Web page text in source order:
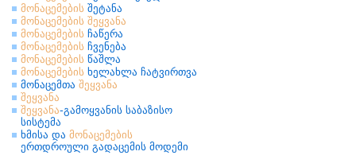
მონაცემების შეტანა
მონაცემების შეყვანა
მონაცემების ჩაწერა
მონაცემების ჩვენება
მონაცემების წაშლა
მონაცემების ხელახლა ჩატვირთვა
მონაცემთა შეყვანა
შეყვანა
შეყვანა-გამოყვანის საბაზისო
სისტემა
ხმისა და მონაცემების
ერთდროული გადაცემის მოდემი